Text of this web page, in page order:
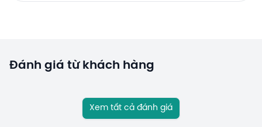
Đánh giá từ khách hàng
Xem tất cả đánh giá